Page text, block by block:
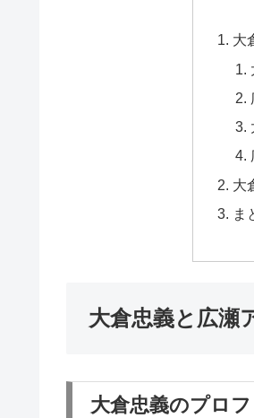
大
大
ま
大倉忠義と広瀬
大倉忠義のプロ